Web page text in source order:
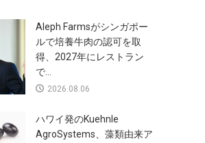
Aleph Farmsがシンガポー
ルで培養牛肉の認可を取
得、2027年にレストラン
で...
2026.08.06
ハワイ発のKuehnle
AgroSystems、藻類由来ア